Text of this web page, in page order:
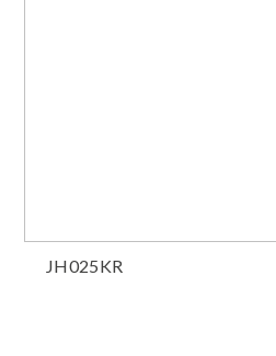
JH025KR